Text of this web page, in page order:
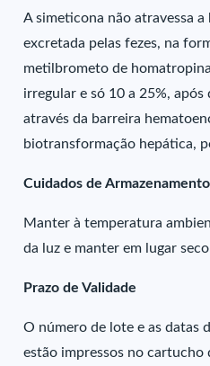
A simeticona não atravessa
excretada pelas fezes, na
metilbrometo de
irregular e só 10 a 25%, após
através da barreira
biotransformação hepática,
Cuidados de
Manter à temperatura
da luz e manter em lugar
Prazo de Validade
O número de lote e as datas
estão impressos no cartucho